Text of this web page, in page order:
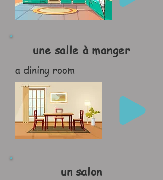
une salle à manger
a dining room
un salon